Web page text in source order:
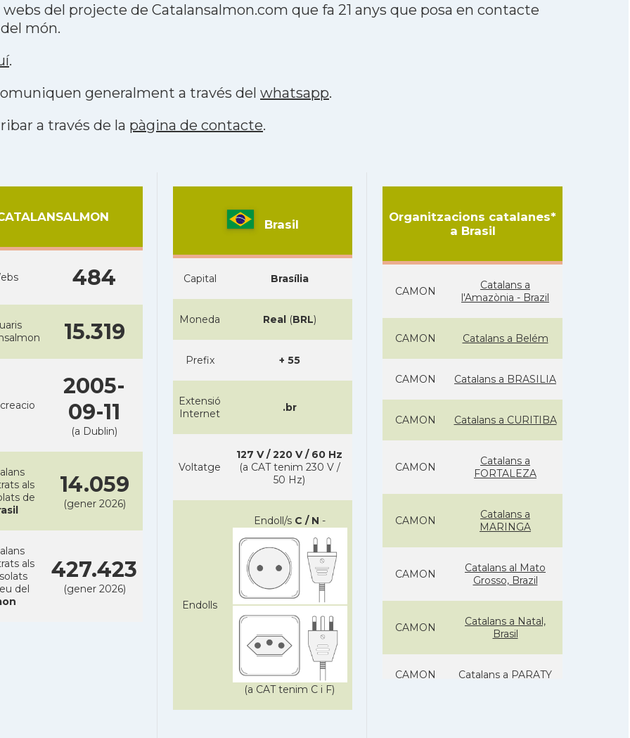
webs del projecte de Catalansalmon.com que fa 21 anys que posa en contacte
món.
.
generalment a través del whatsapp.
a través de la pàgina de contacte.
484
15.319
2005-
09-11
(a Dublin)
als
de
14.059
(gener 2026)
als
del
427.423
(gener 2026)
Brasil
Capital Brasília
Moneda Real(BRL)
Prefix + 55
Extensió
Internet
.br
Voltatge
127 V / 220 V / 60 Hz
(a CAT tenim 230 V /
50 Hz)
Endolls
Endoll/s C / N -
(a CAT tenim C i F)
Organitzacions catalanes*
a Brasil
CAMON
Catalans a
l'Amazònia - Brazil
CAMON Catalans a Belém
CAMON Catalans a BRASILIA
CAMON Catalans a CURITIBA
CAMON
Catalans a
FORTALEZA
CAMON
Catalans a
MARINGA
CAMON
Catalans al Mato
Grosso, Brazil
CAMON
Catalans a Natal,
Brasil
CAMON Catalans a PARATY